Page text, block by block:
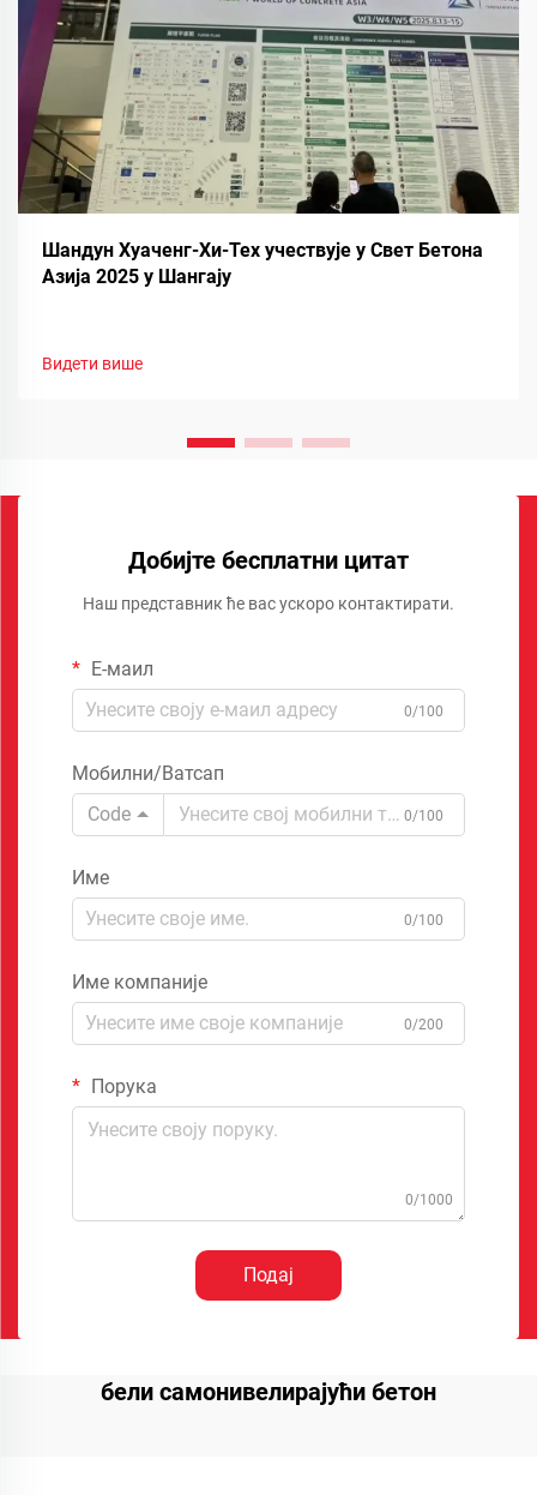
Шандун Хуаченг-Хи-Тех учествује у Свет Бетона
Азија 2025 у Шангају
Видети више
Добијте бесплатни цитат
Наш представник ће вас ускоро контактирати.
Е-маил
0/100
Мобилни/Ватсап
Code
0/100
Име
0/100
Име компаније
0/200
Порука
0/1000
Подај
бели самонивелирајући бетон